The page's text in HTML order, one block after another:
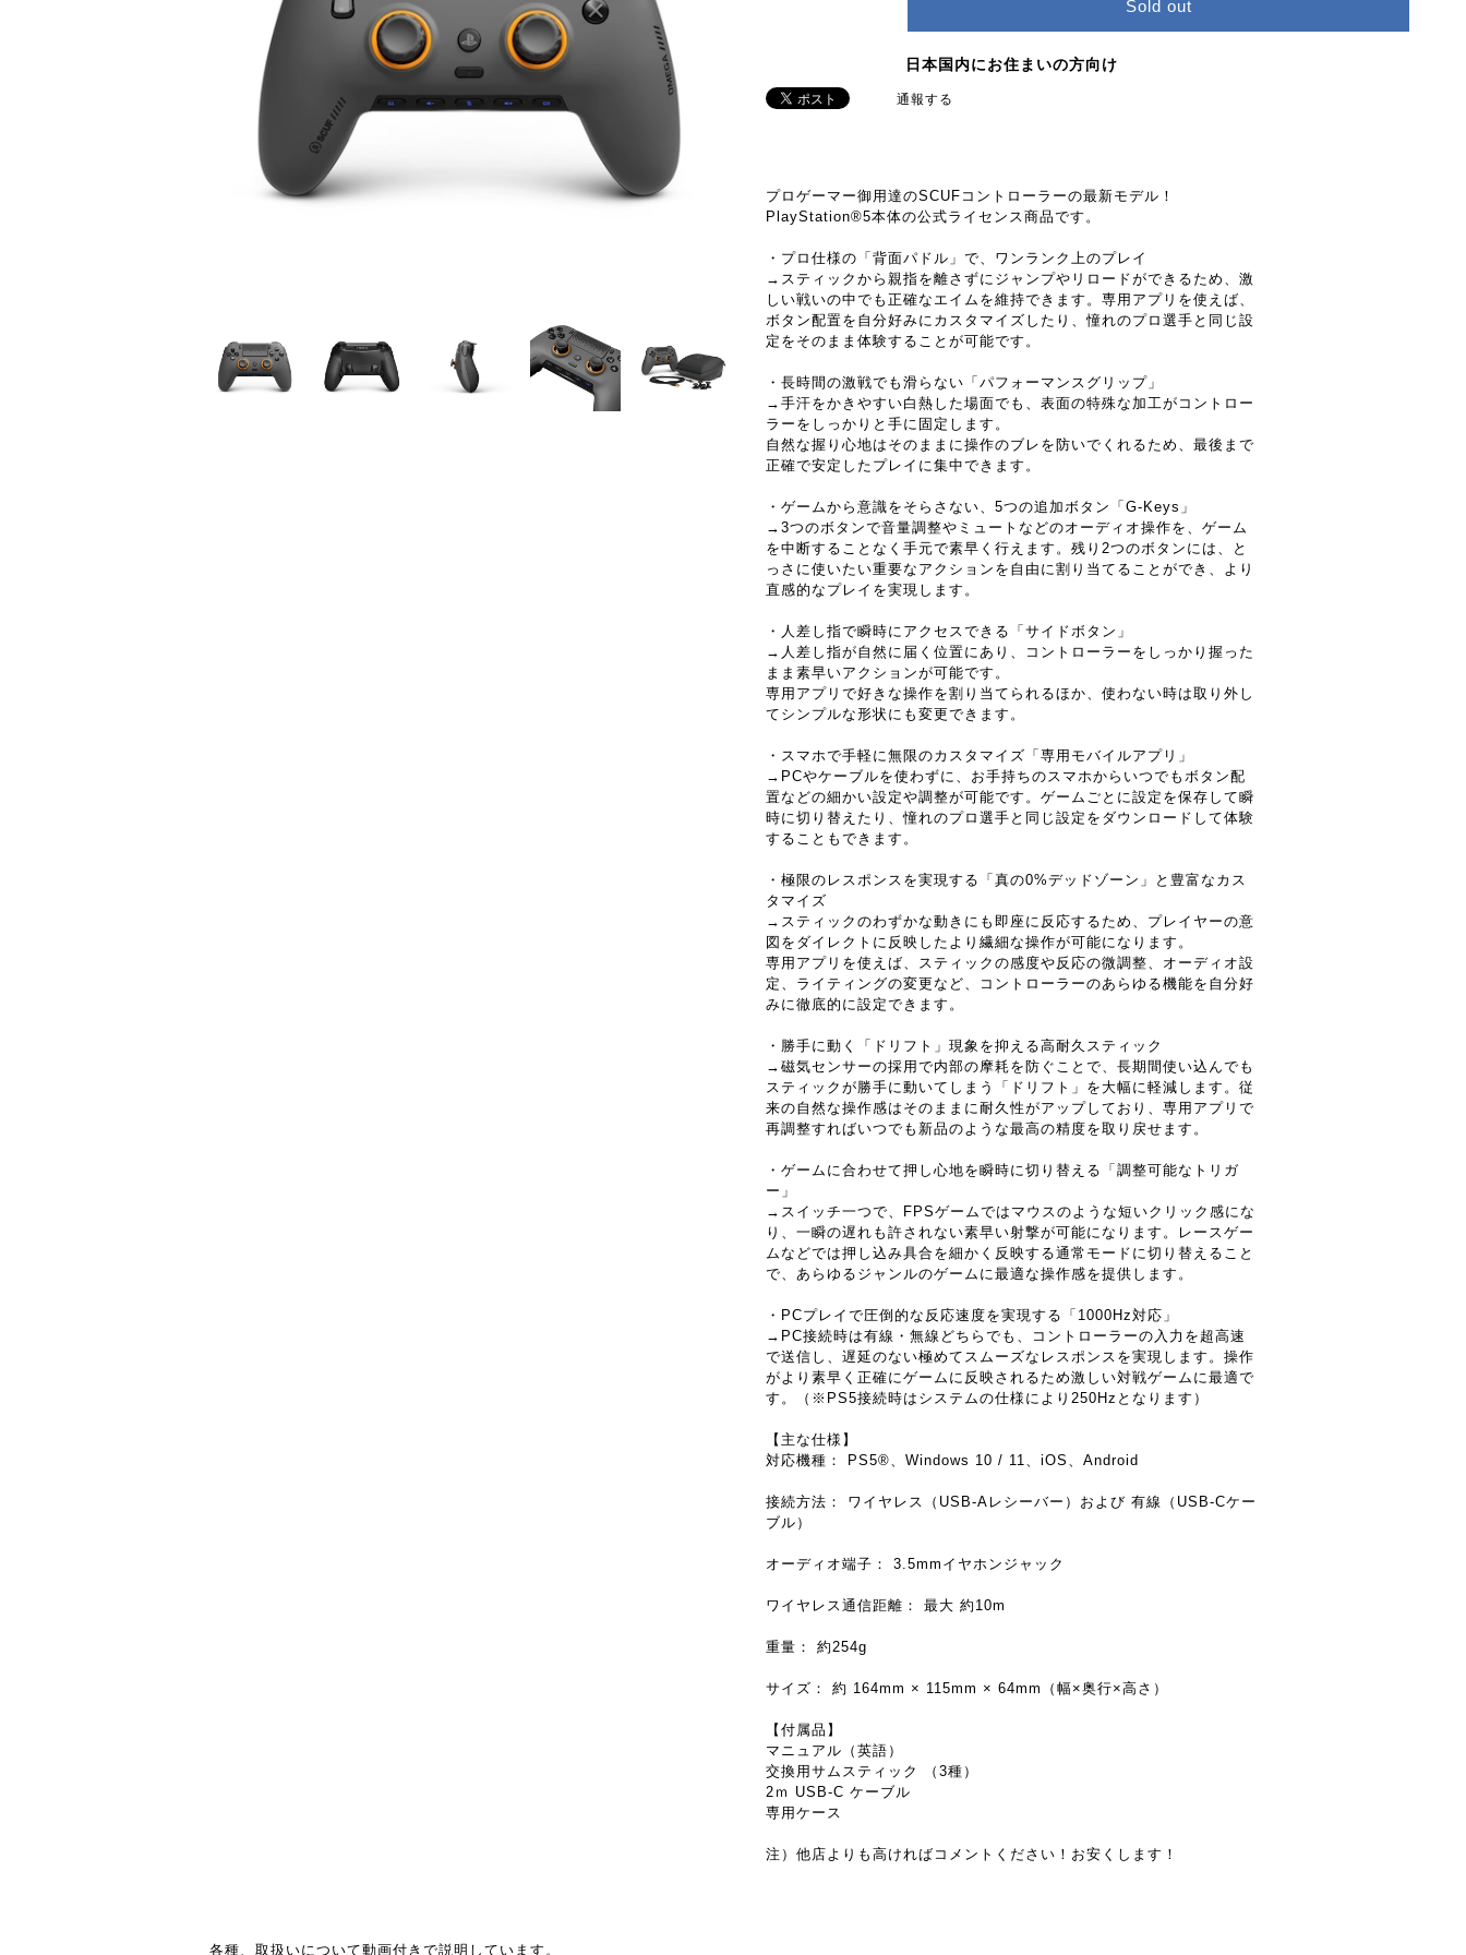
Sold out
日本国内にお住まいの方向け
通報する
プロゲーマー御用達のSCUFコントローラーの最新モデル！
PlayStation®5本体の公式ライセンス商品です。
・プロ仕様の「背面パドル」で、ワンランク上のプレイ
→スティックから親指を離さずにジャンプやリロードができるため、激
しい戦いの中でも正確なエイムを維持できます。専用アプリを使えば、
ボタン配置を自分好みにカスタマイズしたり、憧れのプロ選手と同じ設
定をそのまま体験することが可能です。
・長時間の激戦でも滑らない「パフォーマンスグリップ」
→手汗をかきやすい白熱した場面でも、表面の特殊な加工がコントロー
ラーをしっかりと手に固定します。
自然な握り心地はそのままに操作のブレを防いでくれるため、最後まで
正確で安定したプレイに集中できます。
・ゲームから意識をそらさない、5つの追加ボタン「G-Keys」
→3つのボタンで音量調整やミュートなどのオーディオ操作を、ゲーム
を中断することなく手元で素早く行えます。残り2つのボタンには、と
っさに使いたい重要なアクションを自由に割り当てることができ、より
直感的なプレイを実現します。
・人差し指で瞬時にアクセスできる「サイドボタン」
→人差し指が自然に届く位置にあり、コントローラーをしっかり握った
まま素早いアクションが可能です。
専用アプリで好きな操作を割り当てられるほか、使わない時は取り外し
てシンプルな形状にも変更できます。
・スマホで手軽に無限のカスタマイズ「専用モバイルアプリ」
→PCやケーブルを使わずに、お手持ちのスマホからいつでもボタン配
置などの細かい設定や調整が可能です。ゲームごとに設定を保存して瞬
時に切り替えたり、憧れのプロ選手と同じ設定をダウンロードして体験
することもできます。
・極限のレスポンスを実現する「真の0%デッドゾーン」と豊富なカス
タマイズ
→スティックのわずかな動きにも即座に反応するため、プレイヤーの意
図をダイレクトに反映したより繊細な操作が可能になります。
専用アプリを使えば、スティックの感度や反応の微調整、オーディオ設
定、ライティングの変更など、コントローラーのあらゆる機能を自分好
みに徹底的に設定できます。
・勝手に動く「ドリフト」現象を抑える高耐久スティック
→磁気センサーの採用で内部の摩耗を防ぐことで、長期間使い込んでも
スティックが勝手に動いてしまう「ドリフト」を大幅に軽減します。従
来の自然な操作感はそのままに耐久性がアップしており、専用アプリで
再調整すればいつでも新品のような最高の精度を取り戻せます。
・ゲームに合わせて押し心地を瞬時に切り替える「調整可能なトリガ
ー」
→スイッチ一つで、FPSゲームではマウスのような短いクリック感にな
り、一瞬の遅れも許されない素早い射撃が可能になります。レースゲー
ムなどでは押し込み具合を細かく反映する通常モードに切り替えること
で、あらゆるジャンルのゲームに最適な操作感を提供します。
・PCプレイで圧倒的な反応速度を実現する「1000Hz対応」
→PC接続時は有線・無線どちらでも、コントローラーの入力を超高速
で送信し、遅延のない極めてスムーズなレスポンスを実現します。操作
がより素早く正確にゲームに反映されるため激しい対戦ゲームに最適で
す。（※PS5接続時はシステムの仕様により250Hzとなります）
【主な仕様】
対応機種： PS5®、Windows 10 / 11、iOS、Android
接続方法： ワイヤレス（USB-Aレシーバー）および 有線（USB-Cケー
ブル）
オーディオ端子： 3.5mmイヤホンジャック
ワイヤレス通信距離： 最大 約10m
重量： 約254g
サイズ： 約 164mm × 115mm × 64mm（幅×奥行×高さ）
【付属品】
マニュアル（英語）
交換用サムスティック （3種）
2ｍ USB-C ケーブル
専用ケース
注）他店よりも高ければコメントください！お安くします！
各種、取扱いについて動画付きで説明しています。